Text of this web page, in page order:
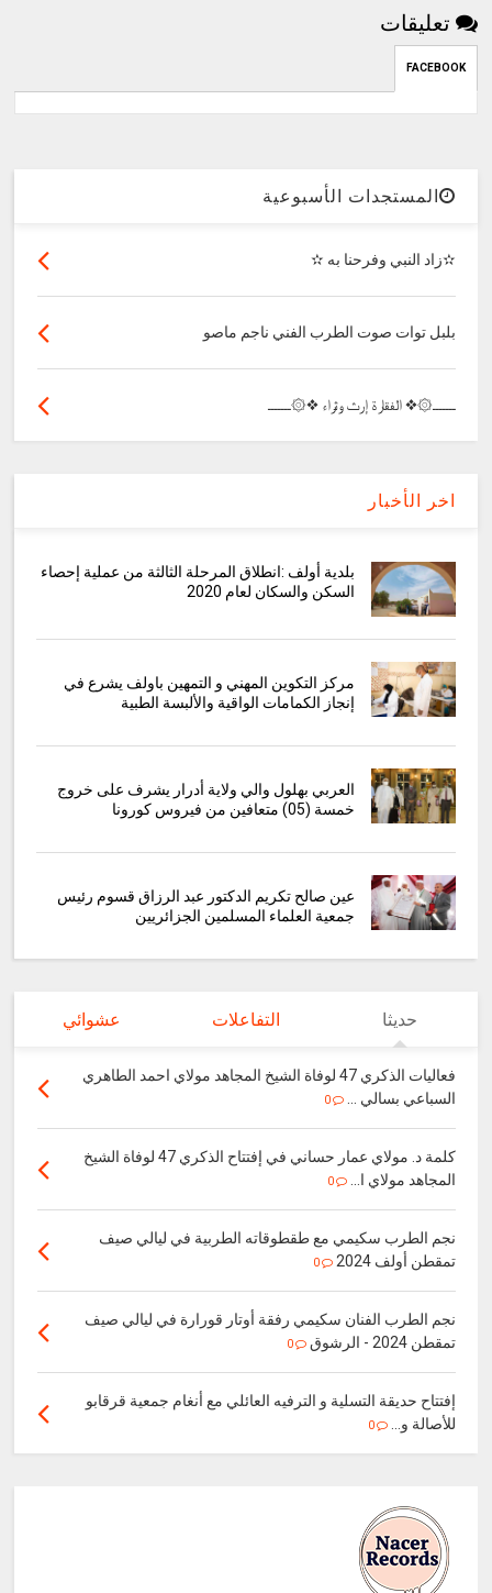
تعليقات
FACEBOOK
المستجدات الأسبوعية
✫زاد النبي وفرحنا به ✫
بلبل توات صوت الطرب الفني ناجم ماصو
ـــــــ۞❖ الفقارة إرث وثراء ❖۞ـــــــ
اخر الأخبار
بلدية أولف :انطلاق المرحلة الثالثة من عملية إحصاء
السكن والسكان لعام 2020
مركز التكوين المهني و التمهين باولف يشرع في
إنجاز الكمامات الواقية والألبسة الطبية
العربي بهلول والي ولاية أدرار يشرف على خروج
خمسة (05) متعافين من فيروس كورونا
عين صالح تكريم الدكتور عبد الرزاق قسوم رئيس
جمعية العلماء المسلمين الجزائريين
حديثا التفاعلات عشوائي
فعاليات الذكري 47 لوفاة الشيخ المجاهد مولاي احمد الطاهري
السباعي بسالي ...
0
كلمة د. مولاي عمار حساني في إفتتاح الذكري 47 لوفاة الشيخ
المجاهد مولاي ا...
0
نجم الطرب سكيمي مع طقطوقاته الطربية في ليالي صيف
تمقطن أولف 2024
0
نجم الطرب الفنان سكيمي رفقة أوتار قورارة في ليالي صيف
تمقطن 2024 - الرشوق
0
إفتتاح حديقة التسلية و الترفيه العائلي مع أنغام جمعية قرقابو
للأصالة و...
0